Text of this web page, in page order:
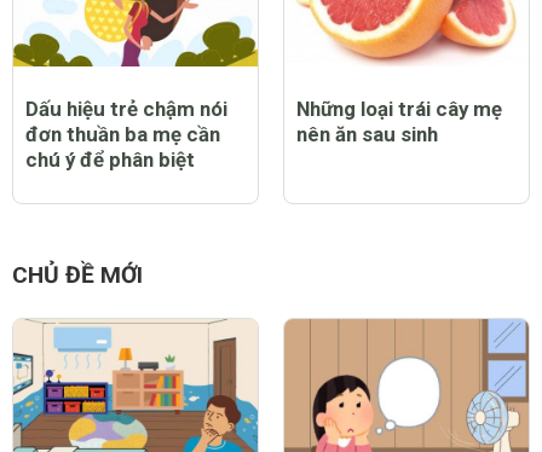
Dấu hiệu trẻ chậm nói
đơn thuần ba mẹ cần
chú ý để phân biệt
Những loại trái cây mẹ
nên ăn sau sinh
CHỦ ĐỀ MỚI